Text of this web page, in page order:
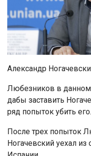
Александр
Любезников в
дабы заставить
ряд попыток убить его.
После трех попыток
Ногачевский уехал